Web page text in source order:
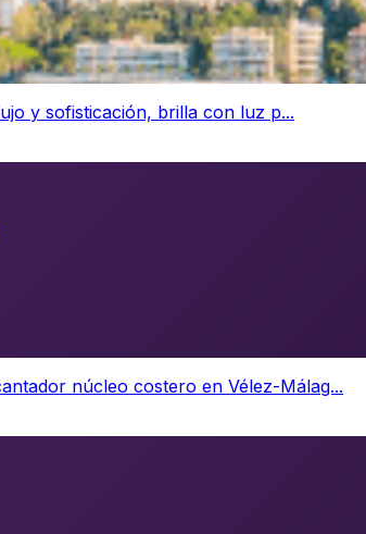
y sofisticación, brilla con luz p...
núcleo costero en Vélez-Málag...